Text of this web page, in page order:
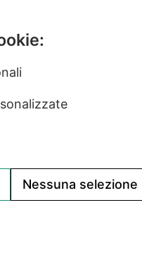
– PI 03347871208
Nessuna selezione